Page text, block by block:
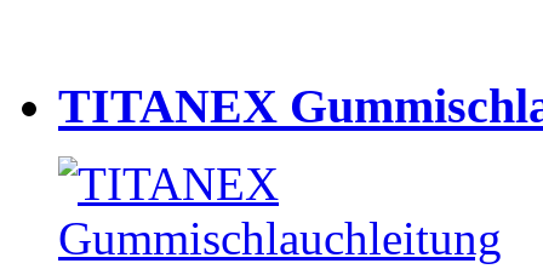
TITANEX